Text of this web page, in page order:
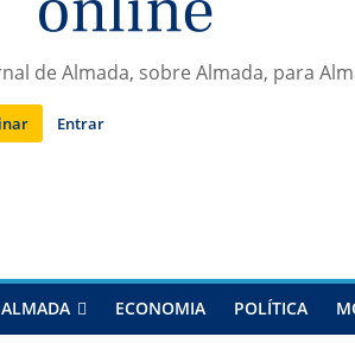
de Almada, sobre Almada, para
Entrar
ALMADA ECONOMIA POLÍTICA